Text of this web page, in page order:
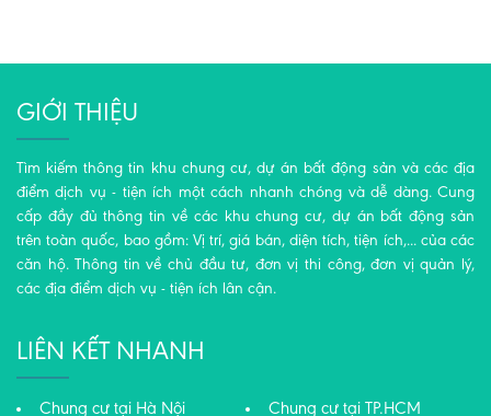
GIỚI THIỆU
Tìm kiếm thông tin khu chung cư, dự án bất động sản và các địa
điểm dịch vụ - tiện ích một cách nhanh chóng và dễ dàng. Cung
cấp đầy đủ thông tin về các khu chung cư, dự án bất động sản
trên toàn quốc, bao gồm: Vị trí, giá bán, diện tích, tiện ích,... của các
căn hộ. Thông tin về chủ đầu tư, đơn vị thi công, đơn vị quản lý,
các địa điểm dịch vụ - tiện ích lân cận.
LIÊN KẾT NHANH
Chung cư tại Hà Nội Chung cư tại TP.HCM